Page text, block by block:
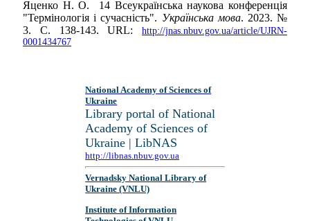
Яценко Н. О. 14 Вcеукраїнська наукова конференція
"Термінологія і сучасність". Українська мова. 2023. №
3. С. 138-143. URL: http://jnas.nbuv.gov.ua/article/UJRN-
0001434767
National Academy of Sciences of
Ukraine
Library portal of National
Academy of Sciences of
Ukraine | LibNAS
http://libnas.nbuv.gov.ua
Vernadsky National Library of
Ukraine (VNLU)
Institute of Information